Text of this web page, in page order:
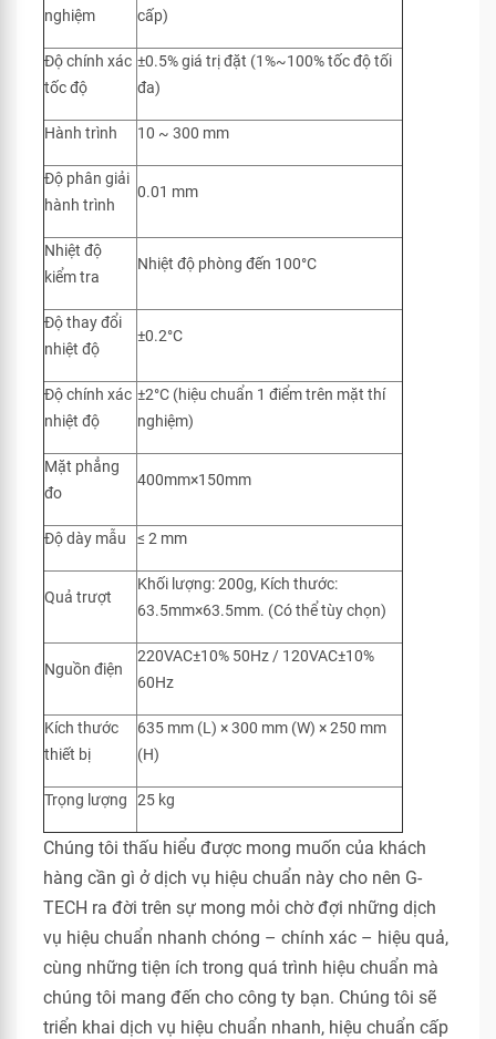
nghiệm
cấp)
Độ chính xác
tốc độ
±0.5% giá trị đặt (1%~100% tốc độ tối
đa)
Hành trình 10 ~ 300 mm
Độ phân giải
hành trình
0.01 mm
Nhiệt độ
kiểm tra
Nhiệt độ phòng đến 100°C
Độ thay đổi
nhiệt độ
±0.2°C
Độ chính xác
nhiệt độ
±2°C (hiệu chuẩn 1 điểm trên mặt thí
nghiệm)
Mặt phẳng
đo
400mm×150mm
Độ dày mẫu ≤ 2 mm
Quả trượt
Khối lượng: 200g, Kích thước:
63.5mm×63.5mm. (Có thể tùy chọn)
Nguồn điện
220VAC±10% 50Hz / 120VAC±10%
60Hz
Kích thước
thiết bị
635 mm (L) × 300 mm (W) × 250 mm
(H)
Trọng lượng 25 kg
Chúng tôi thấu hiểu được mong muốn của khách
hàng cần gì ở dịch vụ hiệu chuẩn này cho nên G-
TECH ra đời trên sự mong mỏi chờ đợi những dịch
vụ hiệu chuẩn nhanh chóng – chính xác – hiệu quả,
cùng những tiện ích trong quá trình hiệu chuẩn mà
chúng tôi mang đến cho công ty bạn. Chúng tôi sẽ
triển khai dịch vụ hiệu chuẩn nhanh, hiệu chuẩn cấp